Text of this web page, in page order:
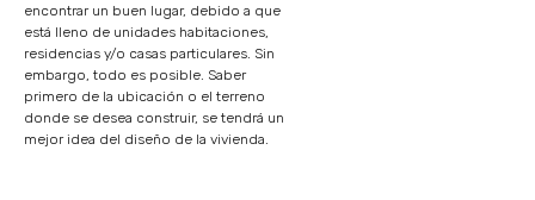
encontrar un buen lugar, debido a que
está lleno de unidades habitaciones,
residencias y/o casas particulares. Sin
embargo, todo es posible. Saber
primero de la ubicación o el terreno
donde se desea construir, se tendrá un
mejor idea del diseño de la vivienda.